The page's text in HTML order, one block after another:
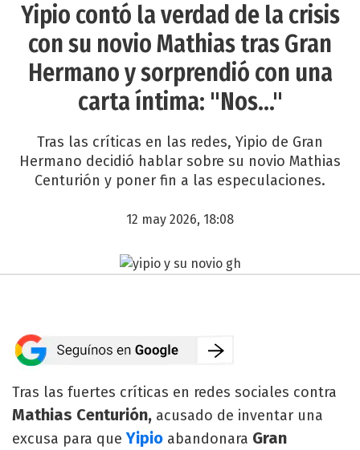
Yipio contó la verdad de la crisis
con su novio Mathias tras Gran
Hermano y sorprendió con una
carta íntima: "Nos..."
Tras las críticas en las redes, Yipio de Gran
Hermano decidió hablar sobre su novio Mathias
Centurión y poner fin a las especulaciones.
12 may 2026, 18:08
Tras las fuertes críticas en redes sociales contra
Mathias Centurión, acusado de inventar una
excusa para queYipio abandonara Gran